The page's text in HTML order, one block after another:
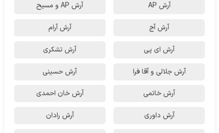
آرش AP آرش AP و مسیح
آرش آج آرش آرام
آرش ای پی آرش تشکری
آرش جلالی و آقا فرا آرش حسینی
آرش خاتمی آرش خان احمدی
آرش داوری آرش رادان